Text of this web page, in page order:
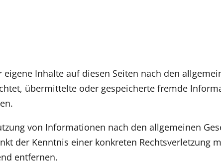
Inhalte auf diesen Seiten nach den
übermittelte oder gespeicherte fremde
von Informationen nach den allgemeinen
der Kenntnis einer konkreten Rechtsverletzung
entfernen.